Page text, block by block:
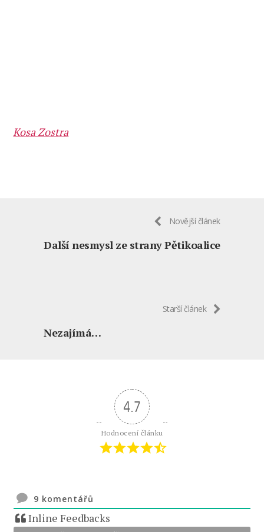
Kosa Zostra
Novější článek
Další nesmysl ze strany Pětikoalice
Starší článek
Nezajímá…
4.7
Hodnocení článku
9 komentářů
Inline Feedbacks